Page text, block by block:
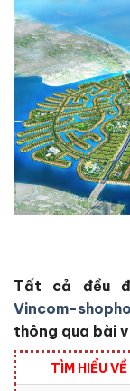
Tất cả đều
Vincom-
thông qua bài
TÌM HIỂU